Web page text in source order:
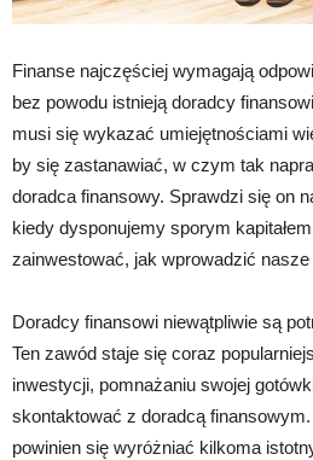
Finanse najczęściej wymagają
bez powodu istnieją doradcy
musi się wykazać umiejętnościami
by się zastanawiać, w czym tak
doradca finansowy. Sprawdzi się on
kiedy dysponujemy sporym
zainwestować, jak wprowadzić nasze
Doradcy finansowi niewątpliwie są
Ten zawód staje się coraz
inwestycji, pomnażaniu swojej
skontaktować z doradcą
powinien się wyróżniać kilkoma